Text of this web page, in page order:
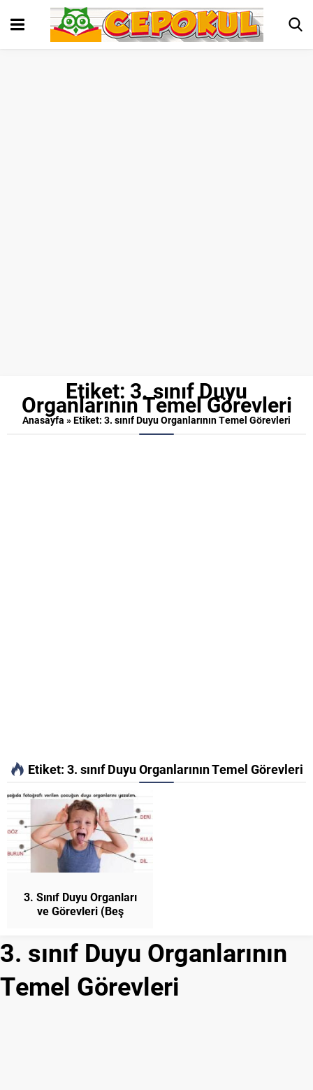
Etiket: 3. sınıf Duyu
Organlarının Temel Görevleri
Anasayfa »Etiket: 3. sınıf Duyu Organlarının Temel Görevleri
Etiket: 3. sınıf Duyu Organlarının Temel Görevleri
3. Sınıf Duyu Organları
ve Görevleri (Beş
3. sınıf Duyu Organlarının
Temel Görevleri